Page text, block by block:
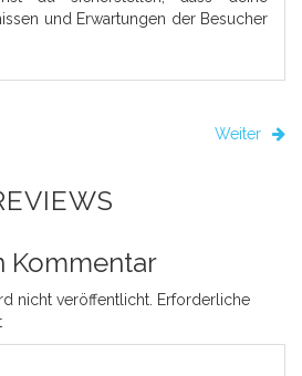
und Erwartungen der Besucher
Weiter
Kommentar
nicht veröffentlicht. Erforderliche